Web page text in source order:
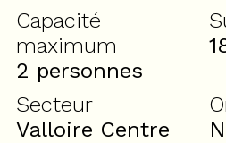
Capacité
maximum
2 personnes
Secteur
Valloire Centre